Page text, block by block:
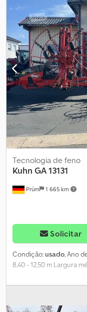
Prüm 1 665 km
Tecnologia de feno
Kuhn GA 13131
Solicitar
Condição:usado, Ano
8,40 - 12,50 m Largura
transporte: 3,00 m
transporte: 3,95 m 1
do rotor: 3,20 m
rotor dianteiro, 12 no